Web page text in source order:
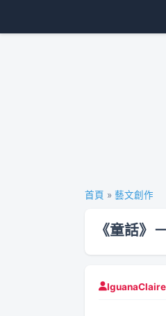
首頁 » 藝文創作
《童話》
IguanaClaire